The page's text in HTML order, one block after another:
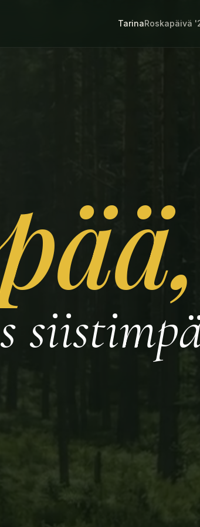
TarinaRoskapäivä